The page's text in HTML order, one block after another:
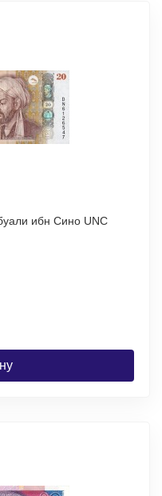
Таджикистан 20 сомони 2018 Абуали ибн Сино UNC